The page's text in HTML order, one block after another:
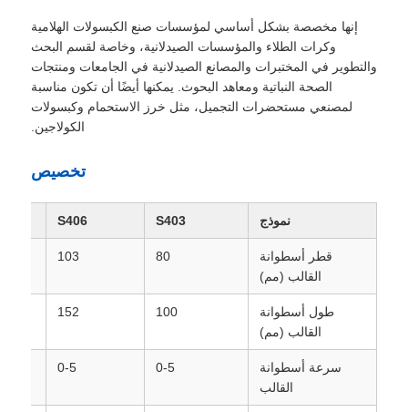
إنها مخصصة بشكل أساسي لمؤسسات صنع الكبسولات الهلامية
وكرات الطلاء والمؤسسات الصيدلانية، وخاصة لقسم البحث
والتطوير في المختبرات والمصانع الصيدلانية في الجامعات ومنتجات
الصحة النباتية ومعاهد البحوث. يمكنها أيضًا أن تكون مناسبة
لمصنعي مستحضرات التجميل، مثل خرز الاستحمام وكبسولات
الكولاجين.
تخصيص
نموذج S403
S406
قطر أسطوانة
القالب (مم)
80
103
طول أسطوانة
القالب (مم)
100
152
سرعة أسطوانة
القالب
0-5
0-5